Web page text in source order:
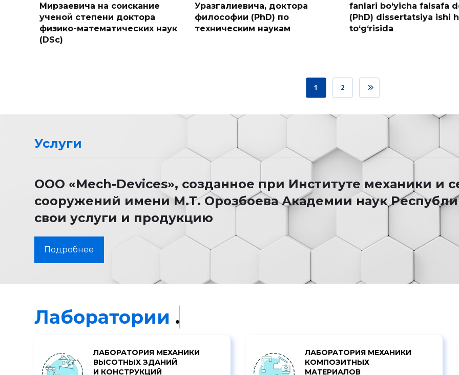
Мирзаевича на соискание
ученой степени доктора
физико-математических наук
(DSc)
Уразгалиевича, доктора
философии (PhD) по
техническим наукам
fanlari bo‘yicha falsafa
(PhD) dissertatsiya ishi
to‘g‘risida
1 2
Услуги
ООО «Mech-Devices», созданное при Институте механики и
сооружений имени М.Т. Орозбоева Академии наук
свои услуги и продукцию
Подробнее
Лаборатории .
ЛАБОРАТОРИЯ МЕХАНИКИ
ВЫСОТНЫХ ЗДАНИЙ
И КОНСТРУКЦИЙ
ЛАБОРАТОРИЯ МЕХАНИКИ
КОМПОЗИТНЫХ
МАТЕРИАЛОВ